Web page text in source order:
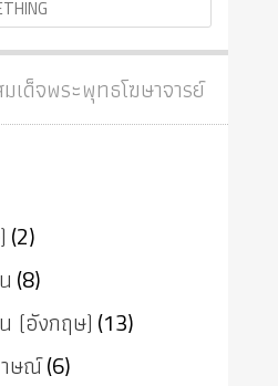
เด็จพระพุทธโฆษาจารย์
(2)
(8)
(อังกฤษ) (13)
ษณ์(6)